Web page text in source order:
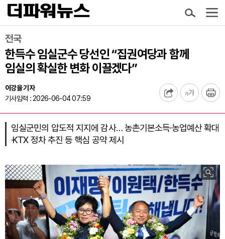
전국
한득수 임실군수 당선인 “집권여당과 함께
임실의 확실한 변화 이끌겠다”
이강율 기자
기사입력 : 2026-06-04 07:59
임실군민의 압도적 지지에 감사… 농촌기본소득·농업예산 확대
·KTX 정차 추진 등 핵심 공약 제시